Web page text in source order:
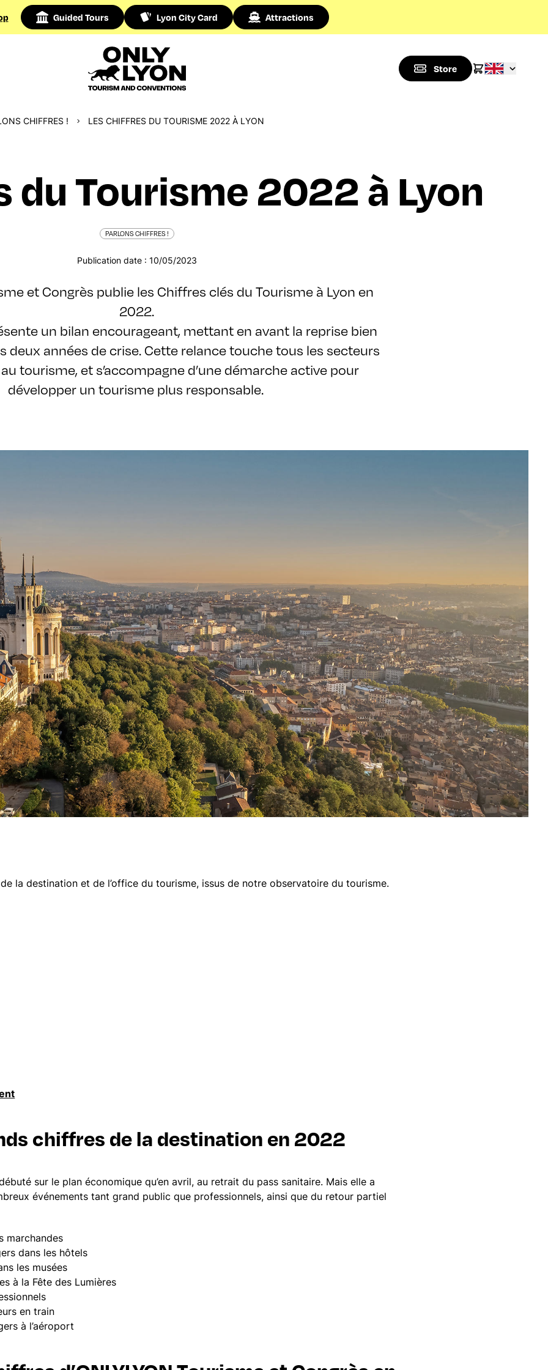
Guided Tours Lyon City Card Attractions
Store
CHIFFRES ! LES CHIFFRES DU TOURISME 2022 À LYON
du Tourisme 2022 à Lyon
PARLONS CHIFFRES !
Publication date : 10/05/2023
et Congrès publie les Chiffres clés du Tourisme à Lyon en
2022.
un bilan encourageant, mettant en avant la reprise bien
deux années de crise. Cette relance touche tous les secteurs
tourisme, et s’accompagne d’une démarche active pour
développer un tourisme plus responsable.
la destination et de l’office du tourisme, issus de notre observatoire du tourisme.
chiffres de la destination en 2022
sur le plan économique qu’en avril, au retrait du pass sanitaire. Mais elle a
événements tant grand public que professionnels, ainsi que du retour partiel
marchandes
dans les hôtels
les musées
à la Fête des Lumières
en train
à l’aéroport